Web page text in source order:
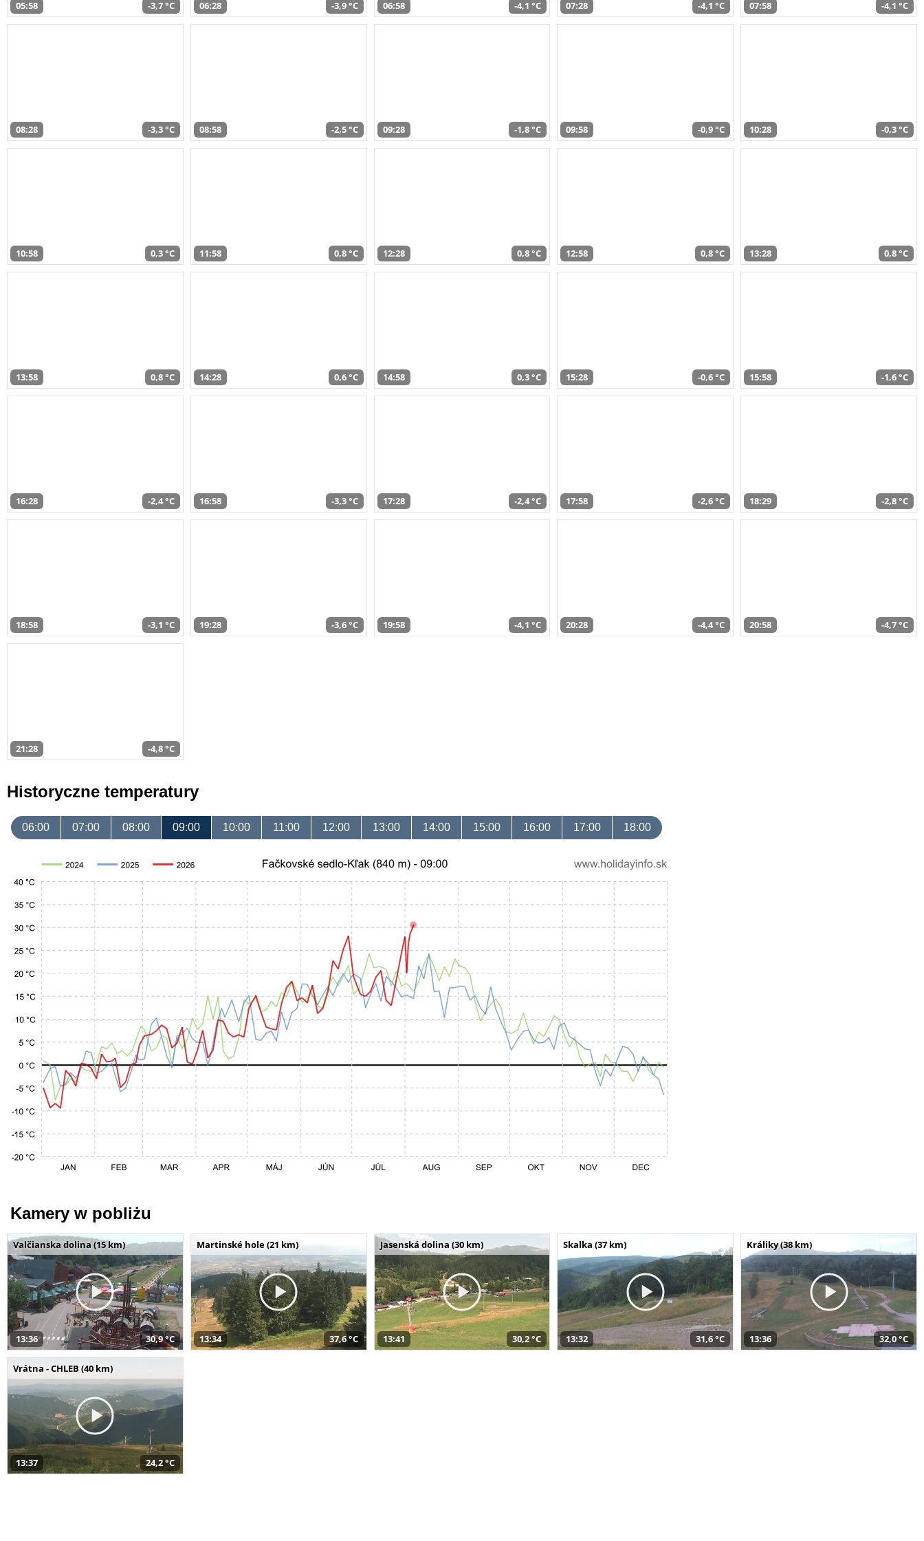
05:58 -3,7 °C 06:28 -3,9 °C 06:58 -4,1 °C 07:28 -4,1 °C 07:58 -4,1 °C
08:28 -3,3 °C 08:58 -2,5 °C 09:28 -1,8 °C 09:58 -0,9 °C 10:28 -0,3 °C
10:58 0,3 °C 11:58 0,8 °C 12:28 0,8 °C 12:58 0,8 °C 13:28 0,8 °C
13:58 0,8 °C 14:28 0,6 °C 14:58 0,3 °C 15:28 -0,6 °C 15:58 -1,6 °C
16:28 -2,4 °C 16:58 -3,3 °C 17:28 -2,4 °C 17:58 -2,6 °C 18:29 -2,8 °C
18:58 -3,1 °C 19:28 -3,6 °C 19:58 -4,1 °C 20:28 -4,4 °C 20:58 -4,7 °C
21:28 -4,8 °C
Historyczne temperatury
06:00 07:00 08:00 09:00 10:00 11:00 12:00 13:00 14:00 15:00 16:00 17:00 18:00
Kamery w pobliżu
Valčianska dolina (15 km)
13:36 30,9 °C
Martinské hole (21 km)
13:34 37,6 °C
Jasenská dolina (30 km)
13:41 30,2 °C
Skalka (37 km)
13:32 31,6 °C
Králiky (38 km)
13:36 32,0 °C
Vrátna - CHLEB (40 km)
13:37 24,2 °C